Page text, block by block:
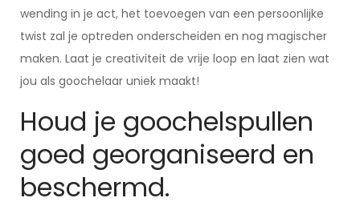
wending in je act, het toevoegen van een persoonlijke
twist zal je optreden onderscheiden en nog magischer
maken. Laat je creativiteit de vrije loop en laat zien wat
jou als goochelaar uniek maakt!
Houd je goochelspullen
goed georganiseerd en
beschermd.